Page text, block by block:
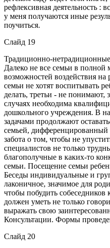
рефлексивная деятельность :
у меня получаются иные
поучиться.
Слайд 19
Традиционно-
Далеко не все семьи в полной
возможностей воздействия
семьи не хотят воспитывать
делать, третьи - не понимают,
случаях необходима
дошкольного учреждения. В
задачами продолжают
семьей, дифференцированный
забота о том, чтобы не
специалистов не только
благополучные в каких-то
семьи. Посещение семьи
Беседы индивидуальные и
лаконичное, значимое для
чтобы побудить
должен уметь не только
выражать свою
Консультации. Формы
Слайд 20